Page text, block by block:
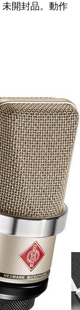
未開封品。動作